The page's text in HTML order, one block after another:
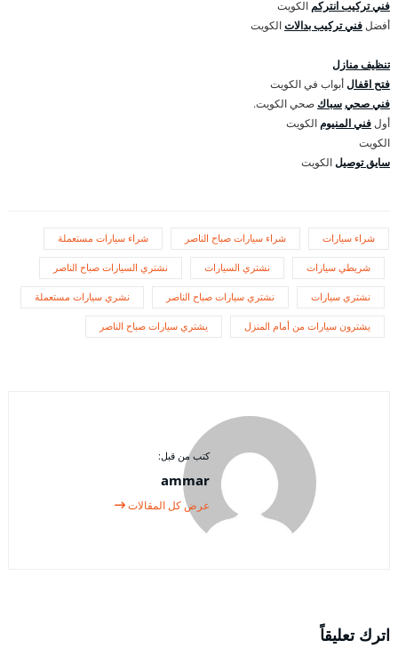
فني تركيب انتركم الكويت
أفضلفني تركيب بدالاتالكويت
تنظيف منازل
فتح اقفالأبواب في الكويت
فني صحيسباك صحي الكويت.
أولفني المنيومالكويت
الكويت
سايق توصيلالكويت
شراء سيارات شراء سيارات صباح الناصر شراء سيارات مستعملة
شريطي سيارات نشتري السيارات نشتري السيارات صباح الناصر
نشتري سيارات نشتري سيارات صباح الناصر نشري سيارات مستعملة
يشترون سيارات من أمام المنزل يشتري سيارات صباح الناصر
كتب من قبل:
ammar
عرض كل المقالات
اترك تعليقاً